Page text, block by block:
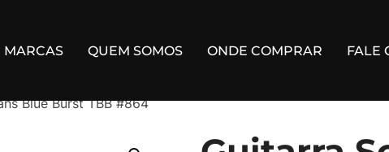
MARCAS QUEM SOMOS ONDE COMPRAR FALE
Blue Burst TBB #864